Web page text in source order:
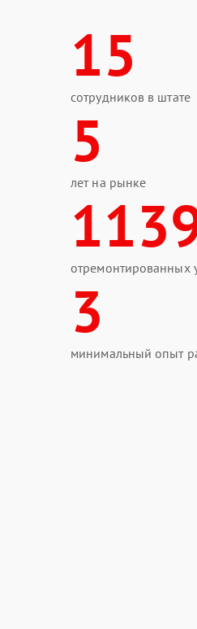
15
сотрудников в штате
5
лет на рынке
отремонтированных
3
минимальный опыт